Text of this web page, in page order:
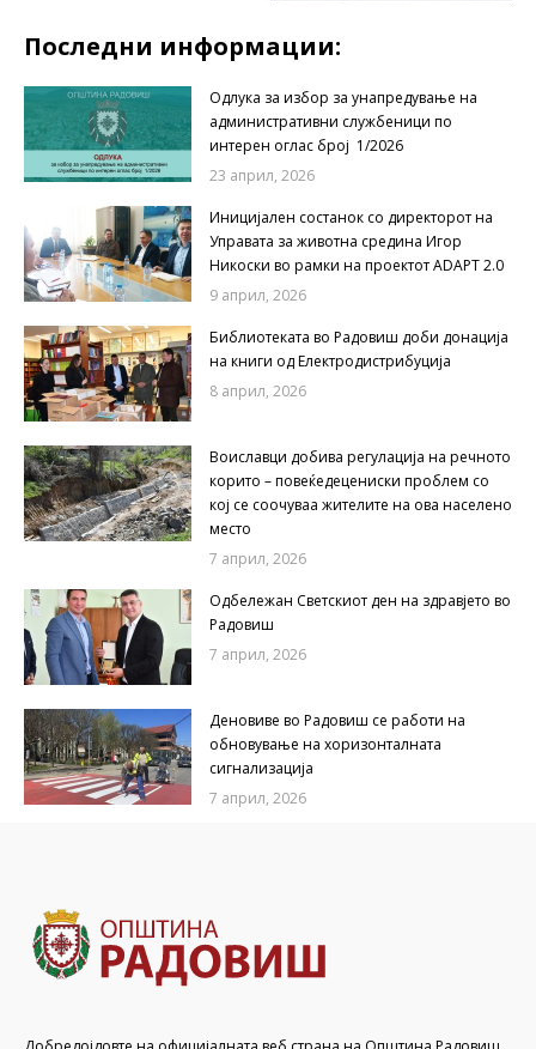
Последни информации:
Одлука за избор за унапредување на
административни службеници по
интерен оглас број 1/2026
23 април, 2026
Иницијален состанок со директорот на
Управата за животна средина Игор
Никоски во рамки на проектот ADAPT 2.0
9 април, 2026
Библиотеката во Радовиш доби донација
на книги од Електродистрибуција
8 април, 2026
Воиславци добива регулација на речното
корито – повеќедецениски проблем со
кој се соочуваа жителите на ова населено
место
7 април, 2026
Одбележан Светскиот ден на здравјето во
Радовиш
7 април, 2026
Деновиве во Радовиш се работи на
обновување на хоризонталната
сигнализација
7 април, 2026